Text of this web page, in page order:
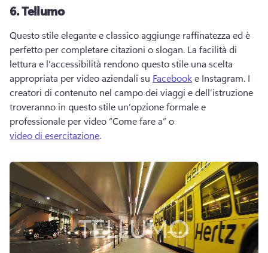
6.Tellumo
Questo stile elegante e classico aggiunge raffinatezza ed è
perfetto per completare citazioni o slogan. La facilità di
lettura e l’accessibilità rendono questo stile una scelta
appropriata per video aziendali su Facebook e Instagram. I
creatori di contenuto nel campo dei viaggi e dell’istruzione
troveranno in questo stile un’opzione formale e
professionale per video “Come fare a” o
video di esercitazione.